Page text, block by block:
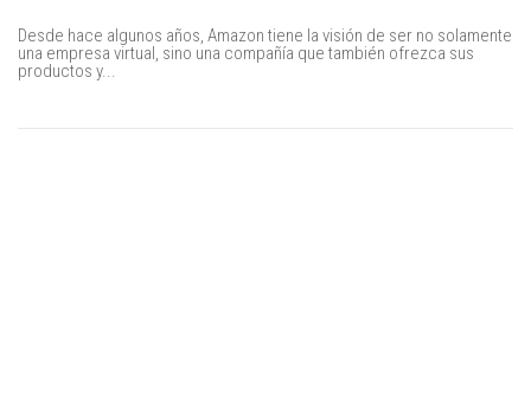
Desde hace algunos años, Amazon tiene la visión de ser no solamente
una empresa virtual, sino una compañía que también ofrezca sus
productos y...